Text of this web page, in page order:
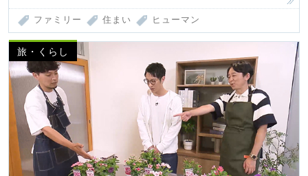
ファミリー 住まい ヒューマン
旅・くらし